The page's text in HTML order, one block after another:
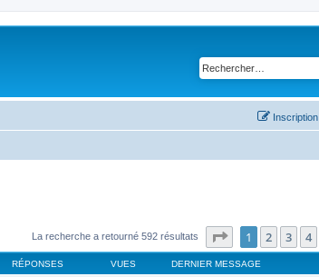
Inscription
La recherche a retourné 592 résultats Page sur12
1 2 3 4
RÉPONSES VUES DERNIER MESSAGE